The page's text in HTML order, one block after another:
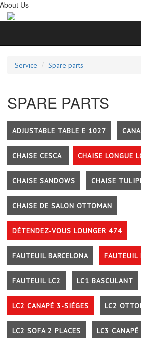
About Us
Service Spare parts
SPARE PARTS
ADJUSTABLE TABLE E 1027
CHAISE CESCA CHAISE LONGUE
CHAISE SANDOWS CHAISE
CHAISE DE SALON OTTOMAN
DÉTENDEZ-VOUS LOUNGER 474
FAUTEUIL BARCELONA FAUTEUIL
FAUTEUIL LC2 LC1 BASCULANT
LC2 CANAPÉ 3-SIÉGES LC2
LC2 SOFA 2 PLACES LC3